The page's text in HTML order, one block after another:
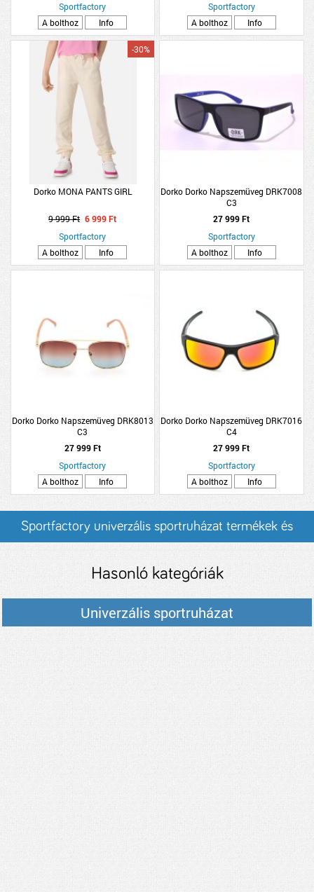
Sportfactory
A bolthoz
Info
Sportfactory
A bolthoz
Info
Dorko MONA PANTS GIRL
-30%
9 999 Ft 6 999 Ft
Sportfactory
A bolthoz
Info
Dorko Dorko Napszemüveg DRK7008
C3
27 999 Ft
Sportfactory
A bolthoz
Info
Dorko Dorko Napszemüveg DRK8013
C3
27 999 Ft
Sportfactory
A bolthoz
Info
Dorko Dorko Napszemüveg DRK7016
C4
27 999 Ft
Sportfactory
A bolthoz
Info
Sportfactory univerzális sportruházat termékek és
Hasonló kategóriák
Univerzális sportruházat